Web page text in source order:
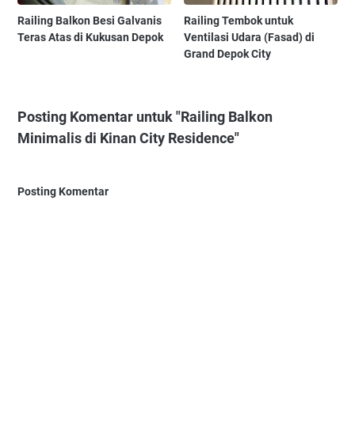
Railing Balkon Besi Galvanis
Teras Atas di Kukusan Depok
Railing Tembok untuk
Ventilasi Udara (Fasad) di
Grand Depok City
Posting Komentar untuk "Railing Balkon
Minimalis di Kinan City Residence"
Posting Komentar